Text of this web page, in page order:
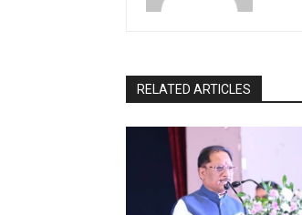
RELATED ARTICLES